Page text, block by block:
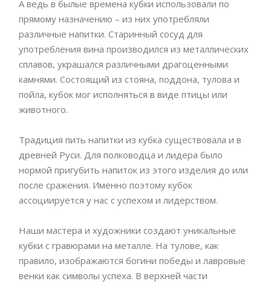
А ведь в былые времена кубки использовали по
прямому назначению – из них употребляли
различные напитки. Старинный сосуд для
употребления вина производился из металлических
сплавов, украшался различными драгоценными
камнями. Состоящий из стояна, поддона, тулова и
пойла, кубок мог исполняться в виде птицы или
животного.
Традиция пить напитки из кубка существовала и в
древней Руси. Для полководца и лидера было
нормой пригубить напиток из этого изделия до или
после сражения. Именно поэтому кубок
ассоциируется у нас с успехом и лидерством.
Наши мастера и художники создают уникальные
кубки с гравюрами на металле. На тулове, как
правило, изображаются богини победы и лавровые
венки как символы успеха. В верхней части